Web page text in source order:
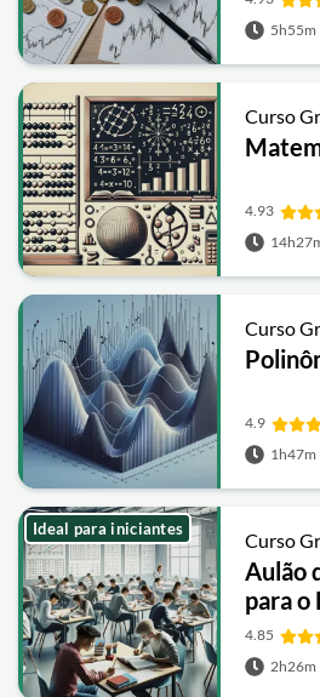
5h55m
Curso
4.93
Curso
4.9
1h47m
Curso
Aulão
para o
4.85
2h26m
Ideal para iniciantes